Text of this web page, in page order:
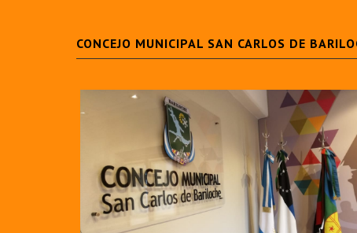
CONCEJO MUNICIPAL SAN CARLOS DE